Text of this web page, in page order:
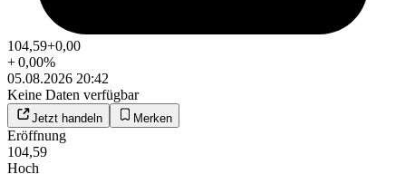
104,59+0,00
+0,00%
05.08.2026 20:42
Keine Daten verfügbar
Jetzt handeln Merken
Eröffnung
104,59
Hoch